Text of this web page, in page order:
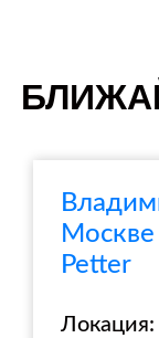
Petter
Локация: